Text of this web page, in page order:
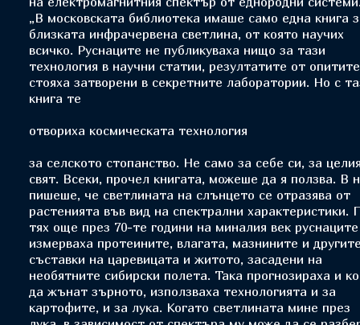
„В московската библиотека имаше само една книга
близката инфрачервена светлина, от която научих
всичко. Руснаците не публикуваха нищо за тази
технология в научни статии, резултатите от
стояха затворени в секретните лаборатории. Но с
книга те
отвориха космическата технология
за селското стопанство. Не само за себе си, за
свят. Всеки, прочел книгата, можеше да я ползва. В
пишеше, че светлината на слънцето се отразява от
растенията във вид на спектрални характеристики.
тях още през 70-те години на миналия век руснаците
измерваха протеините, влагата, мазнините и
съставки на царевицата и житото, засадени на
необятните сибирски полета. Така прогнозираха и
да жънат зърното, използваха технологията и за
картофите, и за лука. Когато светлината мине през